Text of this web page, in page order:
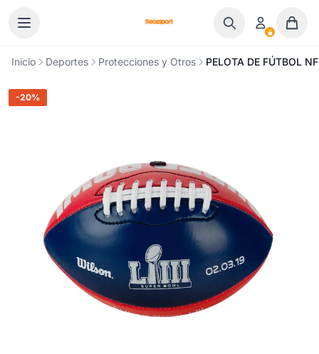
Inicio Deportes Protecciones y Otros PELOTA DE FÚTBOL
-20%